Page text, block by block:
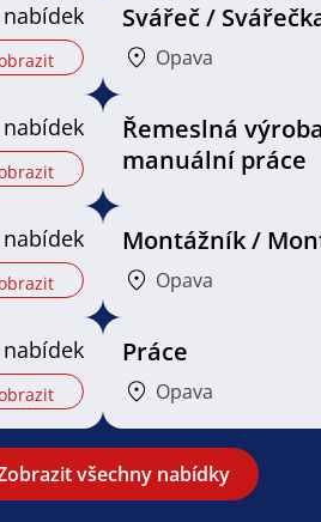
nabídek Svářeč /
Opava
Řemeslná
manuální práce
nabídek Montážník /
Opava
Práce
Opava
všechny nabídky